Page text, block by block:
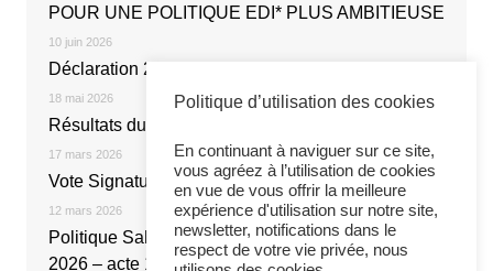
POUR UNE POLITIQUE EDI* PLUS AMBITIEUSE
10 juin 2026
Déclaration 2026
18 mai 2026
Résultats du vote électronique
17 mars 2026
Vote Signature de l’Accord NOE 2026
12 mars 2026
Politique Salariale 2026 : Réunion du 20 février
2026 – acte 1
Politique d’utilisation des cookies
En continuant à naviguer sur ce site,
vous agréez à l’utilisation de cookies
en vue de vous offrir la meilleure
expérience d'utilisation sur notre site,
newsletter, notifications dans le
respect de votre vie privée, nous